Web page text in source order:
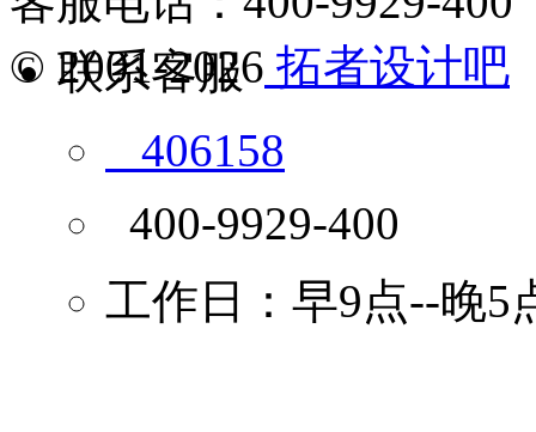
© 2001-2026 拓者设计吧
联系客服
406158
400-9929-400
工作日：早9点--晚5